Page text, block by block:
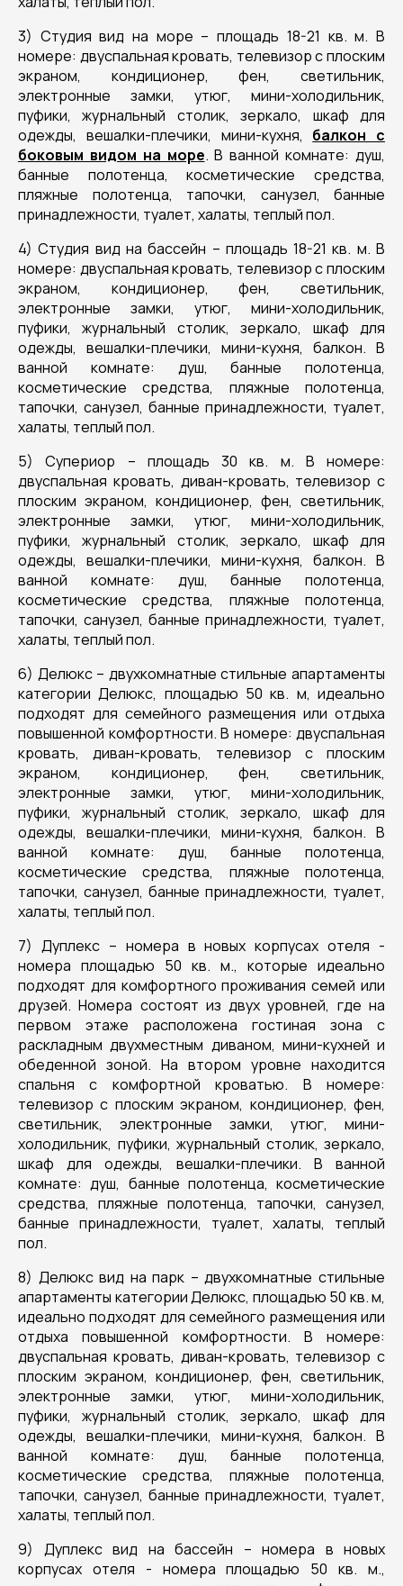
3) Студия вид на море – площадь 18-21 кв. м. В
номере: двуспальная кровать, телевизор с плоским
экраном, кондиционер, фен, светильник,
электронные замки, утюг, мини-холодильник,
пуфики, журнальный столик, зеркало, шкаф для
одежды, вешалки-плечики, мини-кухня, балкон с
боковым видом на море. В ванной комнате: душ,
банные полотенца, косметические средства,
пляжные полотенца, тапочки, санузел, банные
принадлежности, туалет, халаты, теплый пол.
4) Студия вид на бассейн – площадь 18-21 кв. м. В
номере: двуспальная кровать, телевизор с плоским
экраном, кондиционер, фен, светильник,
электронные замки, утюг, мини-холодильник,
пуфики, журнальный столик, зеркало, шкаф для
одежды, вешалки-плечики, мини-кухня, балкон. В
ванной комнате: душ, банные полотенца,
косметические средства, пляжные полотенца,
тапочки, санузел, банные принадлежности, туалет,
халаты, теплый пол.
5) Супериор – площадь 30 кв. м. В номере:
двуспальная кровать, диван-кровать, телевизор с
плоским экраном, кондиционер, фен, светильник,
электронные замки, утюг, мини-холодильник,
пуфики, журнальный столик, зеркало, шкаф для
одежды, вешалки-плечики, мини-кухня, балкон. В
ванной комнате: душ, банные полотенца,
косметические средства, пляжные полотенца,
тапочки, санузел, банные принадлежности, туалет,
халаты, теплый пол.
6) Делюкс – двухкомнатные стильные апартаменты
категории Делюкс, площадью 50 кв. м, идеально
подходят для семейного размещения или отдыха
повышенной комфортности. В номере: двуспальная
кровать, диван-кровать, телевизор с плоским
экраном, кондиционер, фен, светильник,
электронные замки, утюг, мини-холодильник,
пуфики, журнальный столик, зеркало, шкаф для
одежды, вешалки-плечики, мини-кухня, балкон. В
ванной комнате: душ, банные полотенца,
косметические средства, пляжные полотенца,
тапочки, санузел, банные принадлежности, туалет,
халаты, теплый пол.
7) Дуплекс – номера в новых корпусах отеля -
номера площадью 50 кв. м., которые идеально
подходят для комфортного проживания семей или
друзей. Номера состоят из двух уровней, где на
первом этаже расположена гостиная зона с
раскладным двухместным диваном, мини-кухней и
обеденной зоной. На втором уровне находится
спальня с комфортной кроватью. В номере:
телевизор с плоским экраном, кондиционер, фен,
светильник, электронные замки, утюг, мини-
холодильник, пуфики, журнальный столик, зеркало,
шкаф для одежды, вешалки-плечики. В ванной
комнате: душ, банные полотенца, косметические
средства, пляжные полотенца, тапочки, санузел,
банные принадлежности, туалет, халаты, теплый
пол.
8) Делюкс вид на парк – двухкомнатные стильные
апартаменты категории Делюкс, площадью 50 кв. м,
идеально подходят для семейного размещения или
отдыха повышенной комфортности. В номере:
двуспальная кровать, диван-кровать, телевизор с
плоским экраном, кондиционер, фен, светильник,
электронные замки, утюг, мини-холодильник,
пуфики, журнальный столик, зеркало, шкаф для
одежды, вешалки-плечики, мини-кухня, балкон. В
ванной комнате: душ, банные полотенца,
косметические средства, пляжные полотенца,
тапочки, санузел, банные принадлежности, туалет,
халаты, теплый пол.
9) Дуплекс вид на бассейн – номера в новых
корпусах отеля - номера площадью 50 кв. м.,